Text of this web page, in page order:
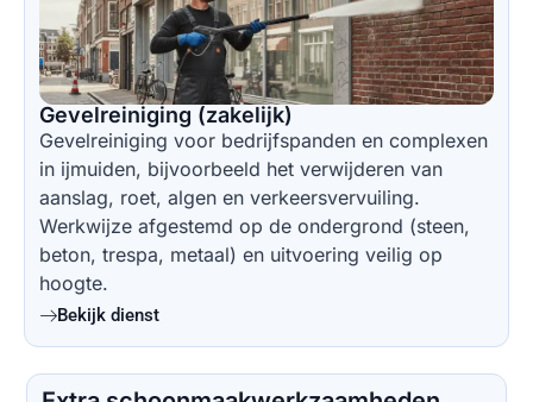
Gevelreiniging (zakelijk)
Gevelreiniging voor bedrijfspanden en complexen
in ijmuiden, bijvoorbeeld het verwijderen van
aanslag, roet, algen en verkeersvervuiling.
Werkwijze afgestemd op de ondergrond (steen,
beton, trespa, metaal) en uitvoering veilig op
hoogte.
Bekijk dienst